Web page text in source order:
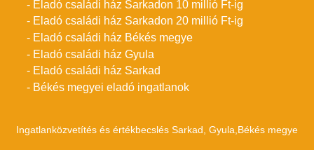
- Eladó családi ház Sarkadon 10 millió Ft-ig
- Eladó családi ház Sarkadon 20 millió Ft-ig
- Eladó családi ház Békés megye
- Eladó családi ház Gyula
- Eladó családi ház Sarkad
- Békés megyei eladó ingatlanok
Ingatlanközvetítés és értékbecslés Sarkad, Gyula,Békés megye